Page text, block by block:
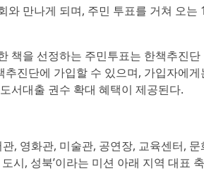
와 만나게 되며, 주민 투표를 거쳐 오는
책을 선정하는 주민투표는 한책추진
추진단에 가입할 수 있으며, 가입자에
서대출 권수 확대 혜택이 제공된다.
, 영화관, 미술관, 공연장, 교육센터,
도시, 성북’이라는 미션 아래 지역 대표